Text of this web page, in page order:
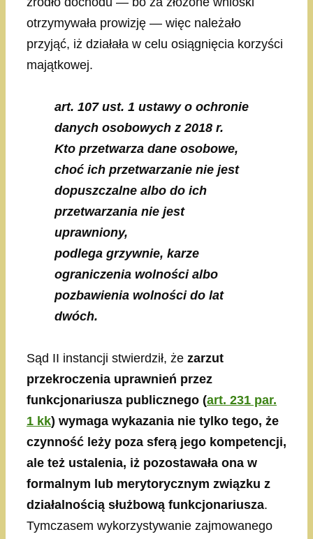
otrzymywała prowizję — więc należało
przyjąć, iż działała w celu osiągnięcia korzyści
majątkowej.
art. 107 ust. 1 ustawy o ochronie
danych osobowych z 2018 r.
Kto przetwarza dane osobowe,
choć ich przetwarzanie nie jest
dopuszczalne albo do ich
przetwarzania nie jest
uprawniony,
podlega grzywnie, karze
ograniczenia wolności albo
pozbawienia wolności do lat
dwóch.
Sąd II instancji stwierdził, że zarzut
przekroczenia uprawnień przez
funkcjonariusza publicznego (art. 231 par.
1 kk) wymaga wykazania nie tylko tego, że
czynność leży poza sferą jego kompetencji,
ale też ustalenia, iż pozostawała ona w
formalnym lub merytorycznym związku z
działalnością służbową funkcjonariusza.
Tymczasem wykorzystywanie zajmowanego